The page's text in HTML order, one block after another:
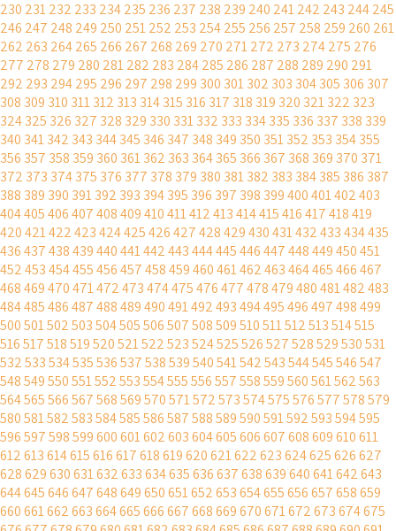
230 231232 233 234235 236 237 238 239 240 241242 243 244245
246 247 248 249 250 251252 253 254255 256 257 258 259 260 261
262 263 264265 266 267 268 269 270 271272 273 274275 276
277 278 279 280 281282 283 284285 286 287 288 289 290 291
292 293 294295 296 297 298 299 300 301302 303 304305 306 307
308 309 310 311312 313 314315 316 317 318 319 320 321322 323
324325 326 327 328 329 330 331332 333 334335 336 337 338 339
340 341342 343 344345 346 347 348 349 350 351352 353 354355
356 357 358 359 360 361362 363 364365 366 367 368 369 370 371
372 373 374375 376 377 378 379 380 381382 383 384385 386 387
388 389 390 391392 393 394395 396 397 398 399400401402403
404405406407408409410411412413414415416417418419
420421422423424425426427428429430431432433434435
436437438439440441442443444445446447448449450451
452453454455456457458459460461462463464465466467
468469470471472473474475476477478479480481482483
484485486487488489490491492493494495496497498499
500501502503504505506507508509510511512513514515
516517518519520521522523524525526527528529530531
532533534535536537538539540541542543544545546547
548549550551552553554555556557558559560561562563
564565566567568569570571572573574575576577578579
580581582583584585586587588589590591592593594595
596597598599600601602603604605606607608609610611
612613614615616617618619620621622623624625626627
628629630631632633634635636637638639640641642643
644645646647648649650651652653654655656657658659
660661662663664665666667668669670671672673674675